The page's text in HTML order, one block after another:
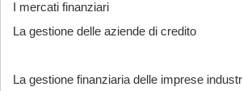
I mercati finanziari
La gestione delle aziende di credito
La gestione finanziaria delle imprese